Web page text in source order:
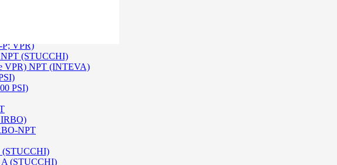
P; VPR)
NPT (STUCCHI)
VPR) NPT (INTEVA)
PSI)
IRBO)
NPT
(STUCCHI)
A (STUCCHI)